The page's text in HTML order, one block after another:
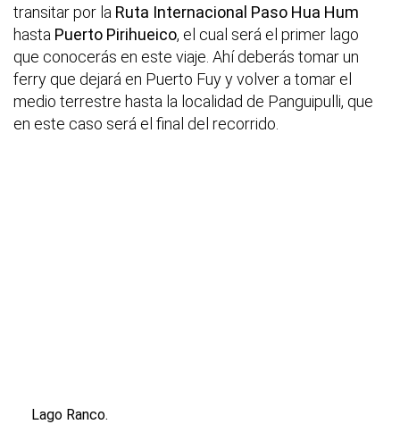
transitar por la Ruta Internacional Paso Hua Hum
hasta Puerto Pirihueico, el cual será el primer lago
que conocerás en este viaje. Ahí deberás tomar un
ferry que dejará en Puerto Fuy y volver a tomar el
medio terrestre hasta la localidad de Panguipulli, que
en este caso será el final del recorrido.
Lago Ranco.